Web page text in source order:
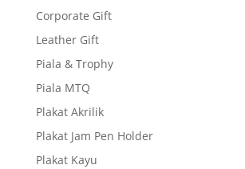
Corporate Gift
Leather Gift
Piala & Trophy
Piala MTQ
Plakat Akrilik
Plakat Jam Pen Holder
Plakat Kayu